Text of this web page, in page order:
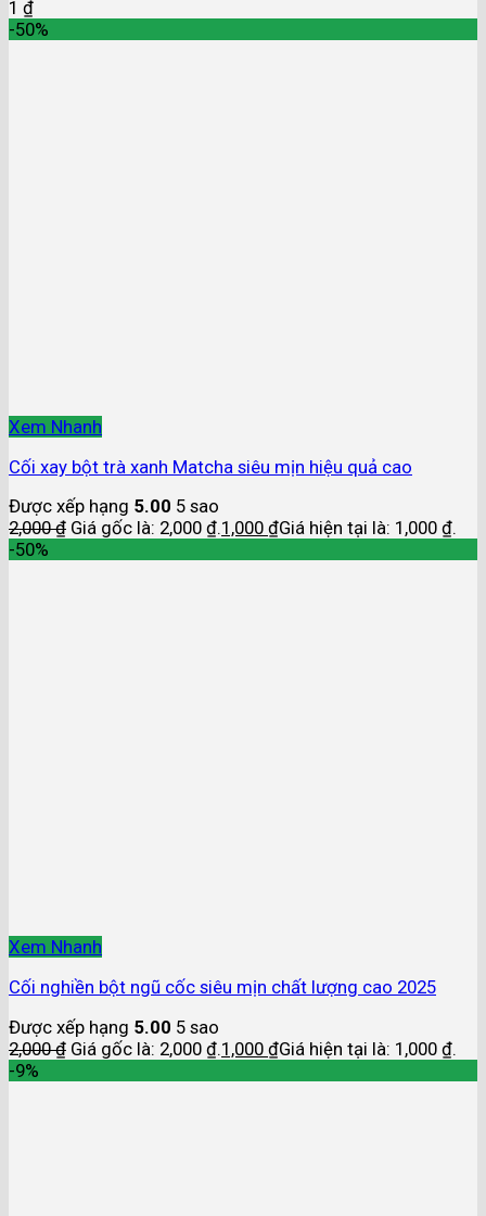
1 ₫
-50%
Xem Nhanh
Cối xay bột trà xanh Matcha siêu mịn hiệu quả cao
Được xếp hạng 5.00 5 sao
2,000₫ Giá gốc là: 2,000 ₫.1,000 ₫Giá hiện tại là: 1,000 ₫.
-50%
Xem Nhanh
Cối nghiền bột ngũ cốc siêu mịn chất lượng cao 2025
Được xếp hạng 5.00 5 sao
2,000₫ Giá gốc là: 2,000 ₫.1,000 ₫Giá hiện tại là: 1,000 ₫.
-9%